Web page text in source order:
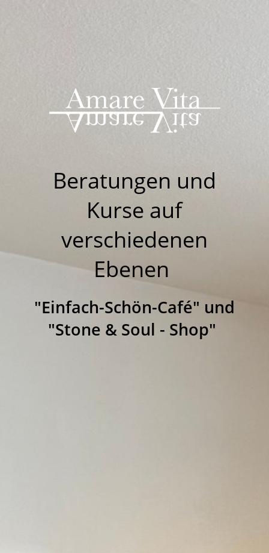
Beratungen und
Kurse auf
verschiedenen
Ebenen
"Einfach-Schön-Café" und
"Stone & Soul - Shop"